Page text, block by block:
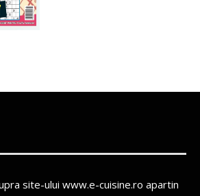
site-ului www.e-cuisine.ro apartin